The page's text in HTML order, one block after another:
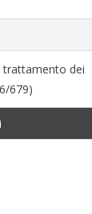
trattamento dei
679)